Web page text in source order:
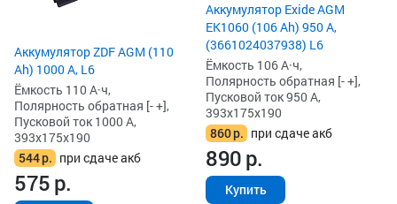
Аккумулятор ZDF AGM (110
Ah) 1000 А, L6
Ёмкость 110 А·ч,
Полярность обратная [- +],
Пусковой ток 1000 А,
393x175x190
544р. при сдаче акб
575р.
Аккумулятор Exide AGM
EK1060 (106 Ah) 950 А,
(3661024037938) L6
Ёмкость 106 А·ч,
Полярность обратная [- +],
Пусковой ток 950 А,
393x175x190
860р. при сдаче акб
890р.
Купить